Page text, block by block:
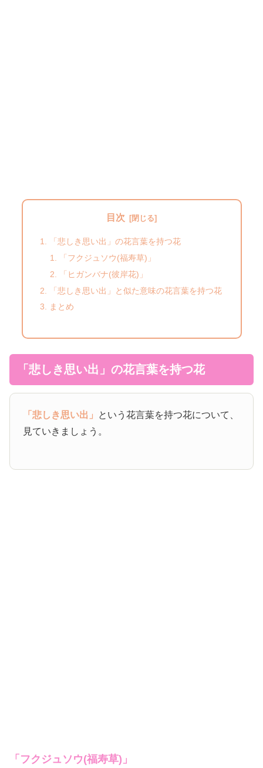
目次
「悲しき思い出」の花言葉を持つ花
「フクジュソウ(福寿草)」
「ヒガンバナ(彼岸花)」
「悲しき思い出」と似た意味の花言葉を持つ花
まとめ
「悲しき思い出」の花言葉を持つ花
「悲しき思い出」 という花言葉を持つ花について、
見ていきましょう。
「フクジュソウ(福寿草)」